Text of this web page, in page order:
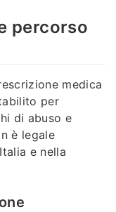
percorso
medica
per
di abuso e
è legale
e nella